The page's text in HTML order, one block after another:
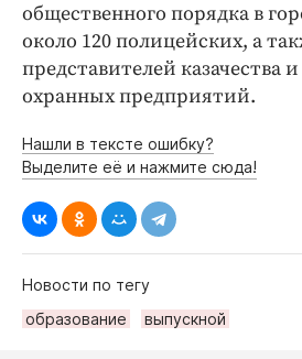
общественного порядка в
около 120 полицейских, а
представителей казачества
охранных предприятий.
Нашли в тексте ошибку?
Выделите её и нажмите сюда!
Новости по тегу
образование
выпускной